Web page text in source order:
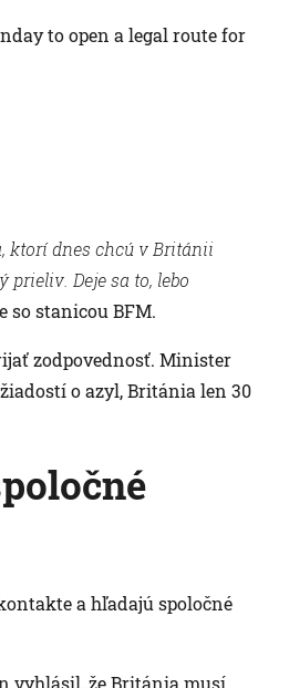
to open a legal route for
ktorí dnes chcú v Británii
Deje sa to, lebo
stanicou BFM.
zodpovednosť. Minister
o azyl, Británia len 30
a hľadajú spoločné
vyhlásil, že Británia musí